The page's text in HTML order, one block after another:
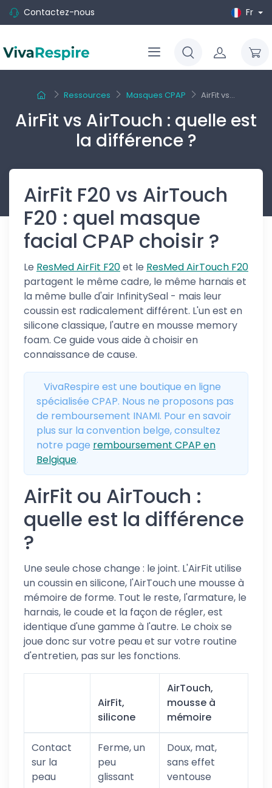
Contactez-nous Fr
Ressources Masques CPAP AirFit vs...
AirFit vs AirTouch : quelle est
la différence ?
AirFit F20 vs AirTouch
F20 : quel masque
facial CPAP choisir ?
Le ResMed AirFit F20et le ResMed AirTouch F20
partagent le même cadre, le même harnais et
la même bulle d'air InfinitySeal - mais leur
coussin est radicalement différent. L'un est en
silicone classique, l'autre en mousse memory
foam. Ce guide vous aide à choisir en
connaissance de cause.
VivaRespire est une boutique en ligne
spécialisée CPAP. Nous ne proposons pas
de remboursement INAMI. Pour en savoir
plus sur la convention belge, consultez
notre page remboursement CPAP en
Belgique.
AirFit ou AirTouch :
quelle est la différence
?
Une seule chose change : le joint. L'AirFit utilise
un coussin en silicone, l'AirTouch une mousse à
mémoire de forme. Tout le reste, l'armature, le
harnais, le coude et la façon de régler, est
identique d'une gamme à l'autre. Le choix se
joue donc sur votre peau et sur votre routine
d'entretien, pas sur les fonctions.
AirFit,
silicone
AirTouch,
mousse à
mémoire
Contact
sur la
peau
Ferme, un
peu
glissant
Doux, mat,
sans effet
ventouse